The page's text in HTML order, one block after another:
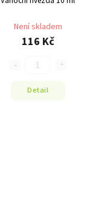
Není skladem
116 Kč
Detail